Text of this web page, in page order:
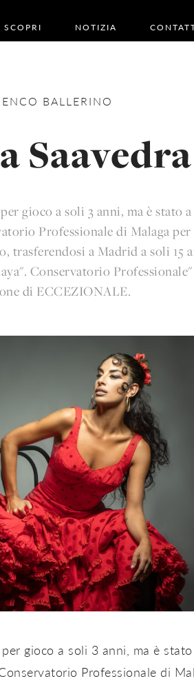
SCOPRI NOTIZIA
BALLERINO
Saavedra
gioco a soli 3 anni, ma è stato
Professionale di Malaga
trasferendosi a Madrid a soli 15
Conservatorio
di ECCEZIONALE.
gioco a soli 3 anni, ma è
Professionale di